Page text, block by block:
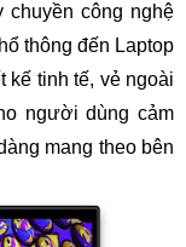
chuyền công nghệ
thông đến Laptop
kế tinh tế, vẻ ngoài
người dùng cảm
mang theo bên